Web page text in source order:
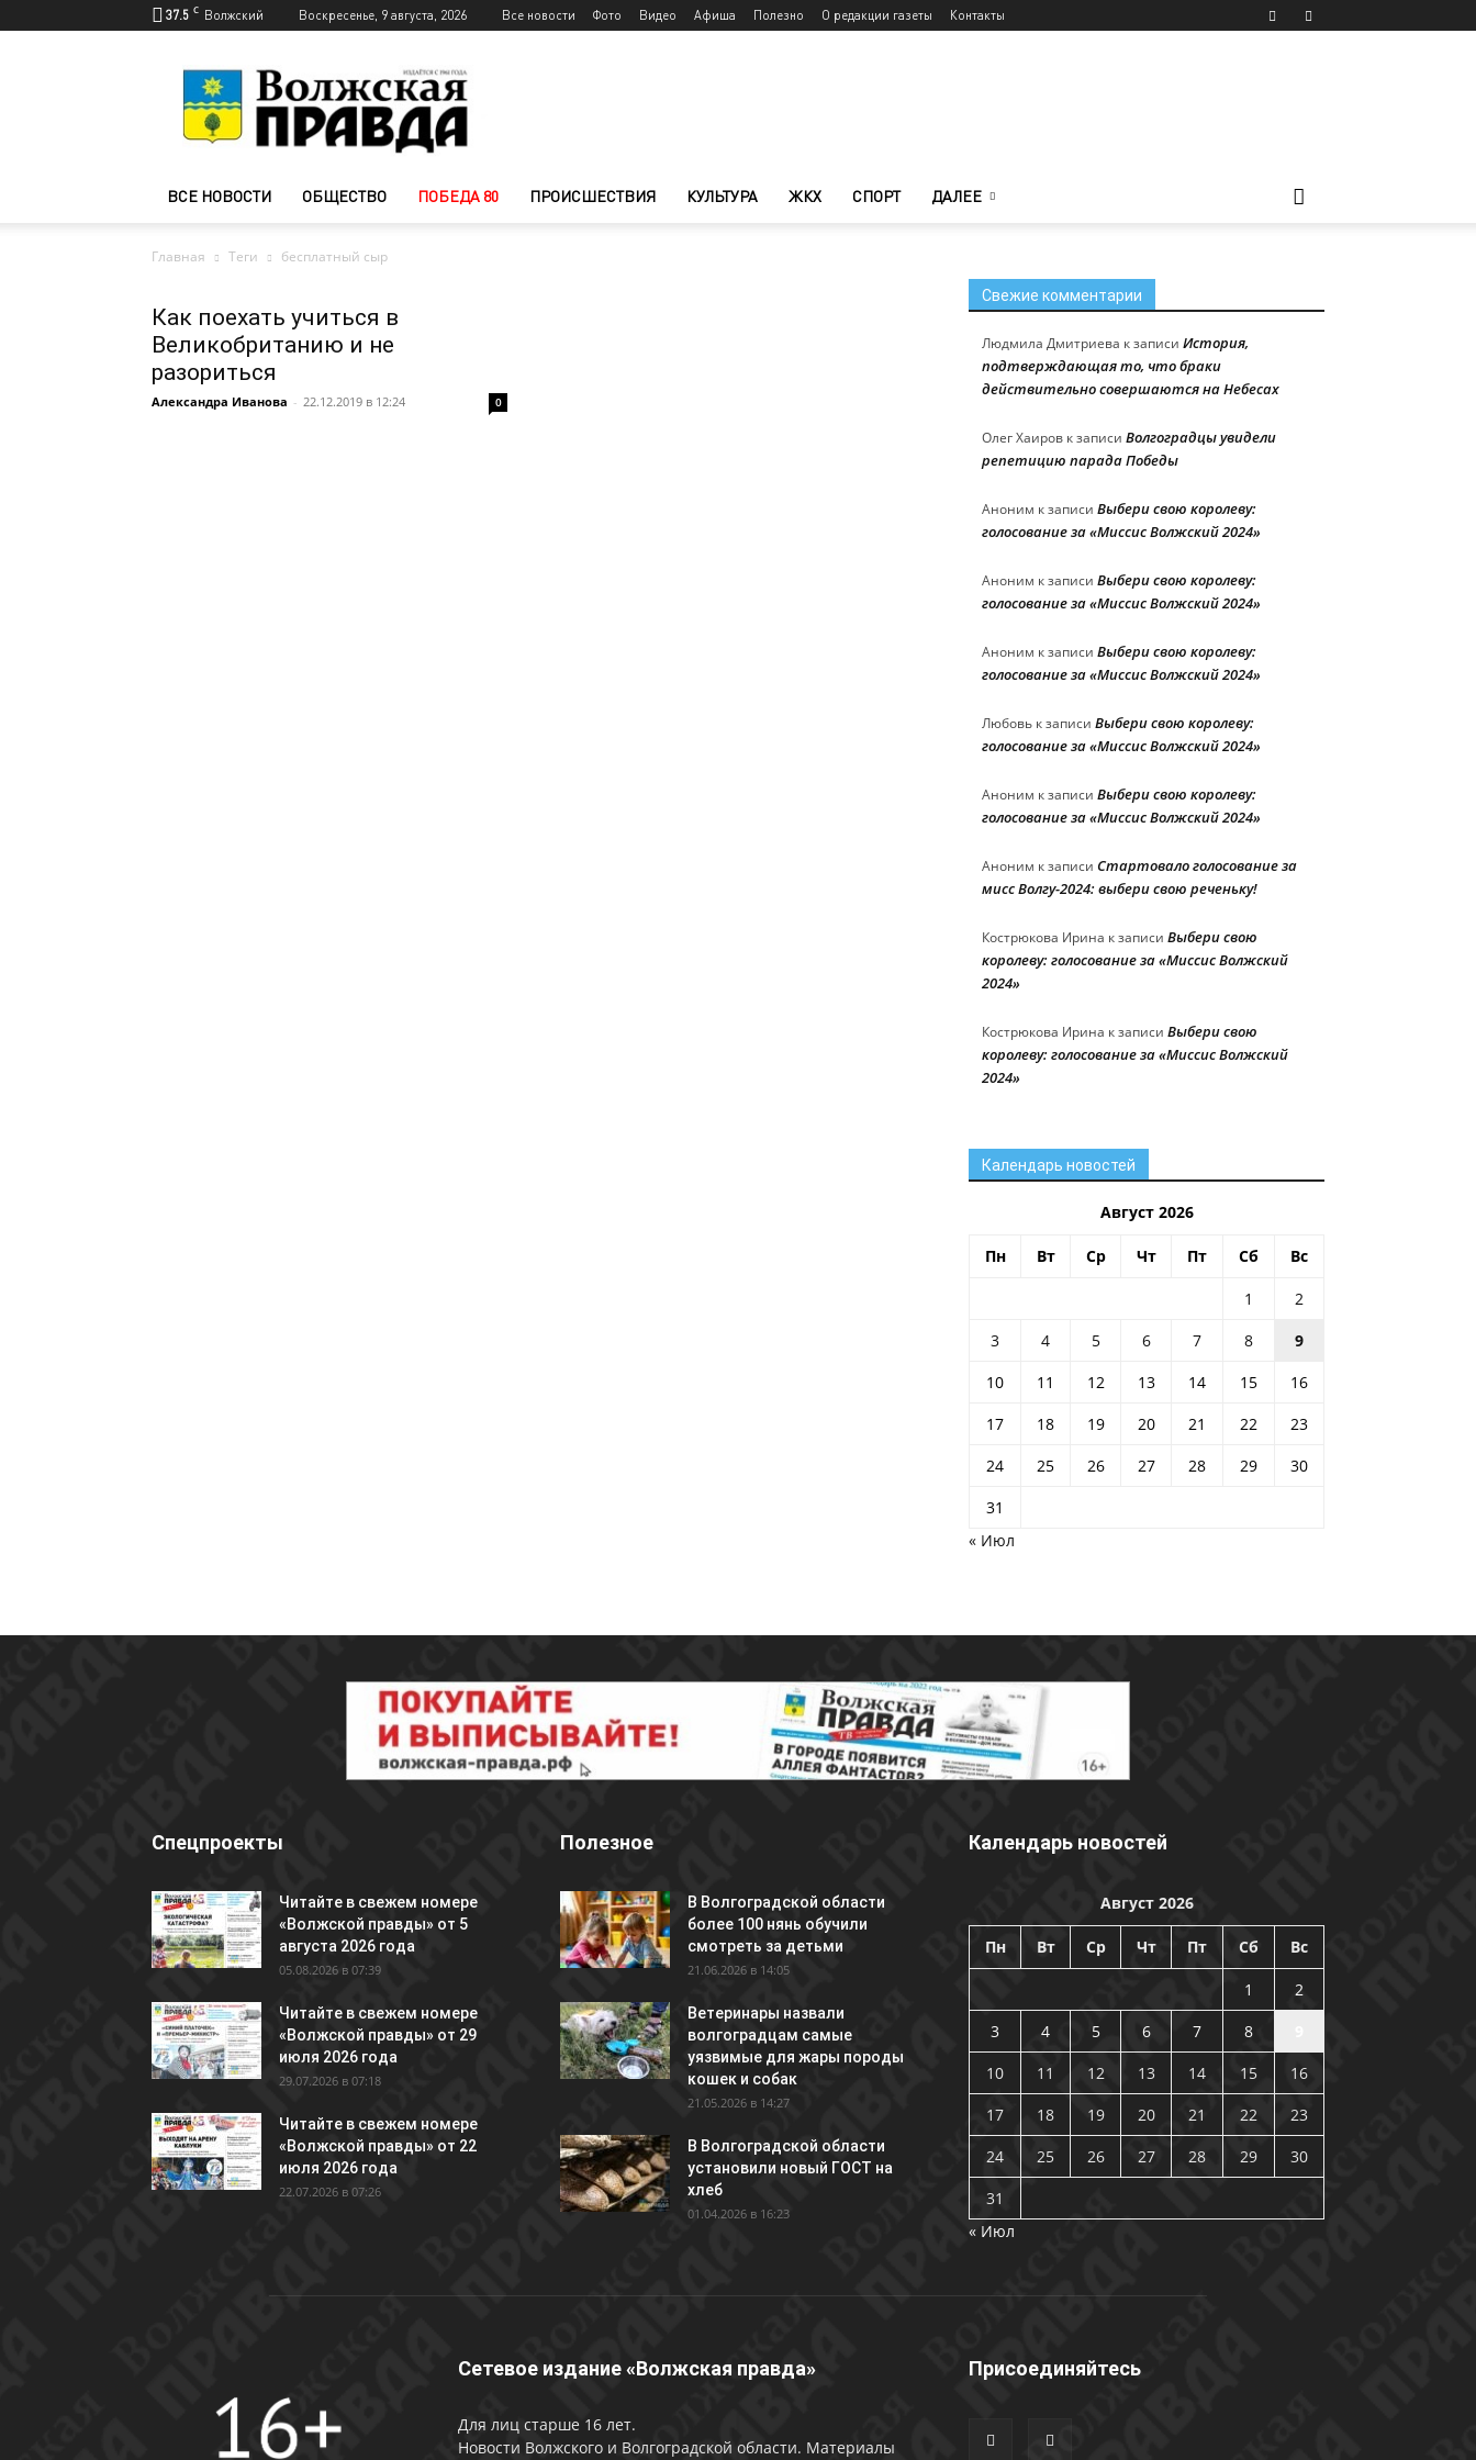
37.5 C Волжский Воскресенье, 9 августа, 2026 Все новости Фото Видео Афиша Полезно О редакции газеты Контакты
Волжского
—
Волжская
ВСЕ НОВОСТИ ОБЩЕСТВО ПОБЕДА 80 ПРОИСШЕСТВИЯ КУЛЬТУРА ЖКХ СПОРТ ДАЛЕЕ
Главная Теги бесплатный сыр
Как поехать учиться в
Великобританию и не
разориться
Александра Иванова - 22.12.2019 в 12:24 0
Свежие комментарии
Людмила Дмитриева к записи История,
подтверждающая то, что браки
действительно совершаются на Небесах
Олег Хаиров к записи Волгоградцы увидели
репетицию парада Победы
Аноним к записи Выбери свою королеву:
голосование за «Миссис Волжский 2024»
Аноним к записи Выбери свою королеву:
голосование за «Миссис Волжский 2024»
Аноним к записи Выбери свою королеву:
голосование за «Миссис Волжский 2024»
Любовь к записи Выбери свою королеву:
голосование за «Миссис Волжский 2024»
Аноним к записи Выбери свою королеву:
голосование за «Миссис Волжский 2024»
Аноним к записи Стартовало голосование за
мисс Волгу-2024: выбери свою реченьку!
Кострюкова Ирина к записи Выбери свою
королеву: голосование за «Миссис Волжский
2024»
Кострюкова Ирина к записи Выбери свою
королеву: голосование за «Миссис Волжский
2024»
Календарь новостей
Август 2026
Пн Вт Ср Чт Пт Сб Вс
1
2
3
4 5 6 7 8
9
10
11 12 13 14 15
16
17
18 19 20 21 22
23
24
25 26 27 28 29
30
31
« Июл
Спецпроекты
Читайте в свежем номере
«Волжской правды» от 5
августа 2026 года
05.08.2026 в 07:39
Читайте в свежем номере
«Волжской правды» от 29
июля 2026 года
29.07.2026 в 07:18
Читайте в свежем номере
«Волжской правды» от 22
июля 2026 года
22.07.2026 в 07:26
Полезное
В Волгоградской области
более 100 нянь обучили
смотреть за детьми
21.06.2026 в 14:05
Ветеринары назвали
волгоградцам самые
уязвимые для жары породы
кошек и собак
21.05.2026 в 14:27
В Волгоградской области
установили новый ГОСТ на
хлеб
01.04.2026 в 16:23
Календарь новостей
Август 2026
Пн Вт Ср Чт Пт Сб Вс
1
2
3
4 5 6 7 8
10
11 12 13 14 15
16
17
18 19 20 21 22
23
24
25 26 27 28 29
30
31
« Июл
Сетевое издание «Волжская правда»
Для лиц старше 16 лет.
Новости Волжского и Волгоградской области. Материалы
Присоединяйтесь